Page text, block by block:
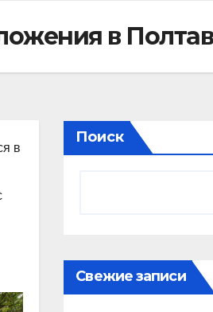
в
в
Поиск
Свежие записи